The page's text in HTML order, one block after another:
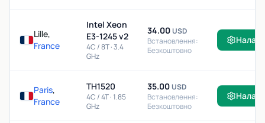
Lille,
France
Intel Xeon
E3-1245 v2
4C / 8T · 3.4
GHz
34.00USD
Встановлення:
Безкоштовно
Paris,
France
TH1520
4C / 4T · 1.85
GHz
35.00USD
Встановлення:
Безкоштовно